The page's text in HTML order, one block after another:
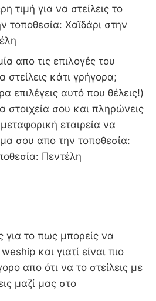
τιμή για να στείλεις το
τοποθεσία: Χαϊδάρι στην
απο τις επιλογές του
στείλεις κάτι γρήγορα;
επιλέγεις αυτό που θέλεις!)
στοιχεία σου και πληρώνεις
εταιρεία να
σου απο την τοποθεσία:
Πεντέλη
για το πως μπορείς να
και γιατί είναι πιο
απο ότι να το στείλεις με
μαζί μας στο